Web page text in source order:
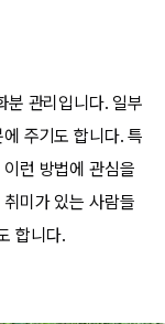
분 관리입니다. 일부
주기도 합니다. 특
런 방법에 관심을
미가 있는 사람들
합니다.